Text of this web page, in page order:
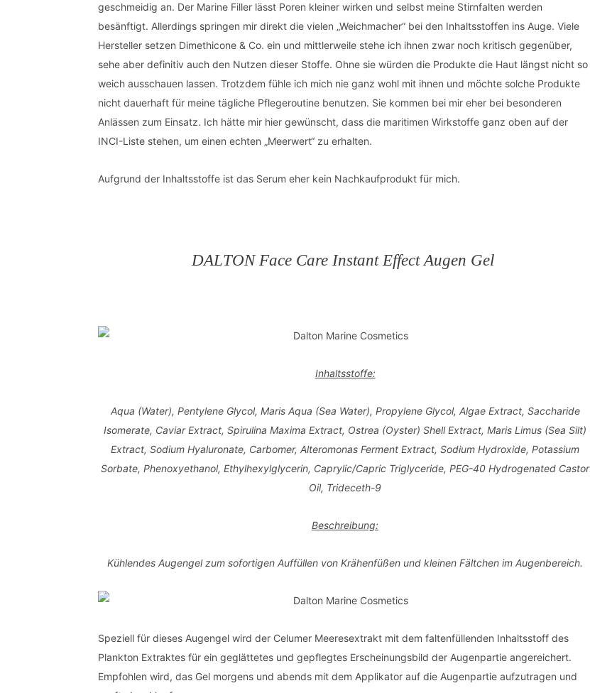
geschmeidig an. Der Marine Filler lässt Poren kleiner wirken und selbst meine Stirnfalten werden
besänftigt. Allerdings springen mir direkt die vielen „Weichmacher“ bei den Inhaltsstoffen ins Auge. Viele
Hersteller setzen Dimethicone & Co. ein und mittlerweile stehe ich ihnen zwar noch kritisch gegenüber,
sehe aber definitiv auch den Nutzen dieser Stoffe. Ohne sie würden die Produkte die Haut längst nicht so
weich ausschauen lassen. Trotzdem fühle ich mich nie ganz wohl mit ihnen und möchte solche Produkte
nicht dauerhaft für meine tägliche Pflegeroutine benutzen. Sie kommen bei mir eher bei besonderen
Anlässen zum Einsatz. Ich hätte mir hier gewünscht, dass die maritimen Wirkstoffe ganz oben auf der
INCI-Liste stehen, um einen echten „Meerwert“ zu erhalten.
Aufgrund der Inhaltsstoffe ist das Serum eher kein Nachkaufprodukt für mich.
DALTON Face Care Instant Effect Augen Gel
Inhaltsstoffe:
Aqua (Water), Pentylene Glycol, Maris Aqua (Sea Water), Propylene Glycol, Algae Extract, Saccharide
Isomerate, Caviar Extract, Spirulina Maxima Extract, Ostrea (Oyster) Shell Extract, Maris Limus (Sea Silt)
Extract, Sodium Hyaluronate, Carbomer, Alteromonas Ferment Extract, Sodium Hydroxide, Potassium
Sorbate, Phenoxyethanol, Ethylhexylglycerin, Caprylic/Capric Triglyceride, PEG-40 Hydrogenated Castor
Oil, Trideceth-9
Beschreibung:
Kühlendes Augengel zum sofortigen Auffüllen von Krähenfüßen und kleinen Fältchen im Augenbereich.
Speziell für dieses Augengel wird der Celumer Meeresextrakt mit dem faltenfüllenden Inhaltsstoff des
Plankton Extraktes für ein geglättetes und gepflegtes Erscheinungsbild der Augenpartie angereichert.
Empfohlen wird, das Gel morgens und abends mit dem Applikator auf die Augenpartie aufzutragen und